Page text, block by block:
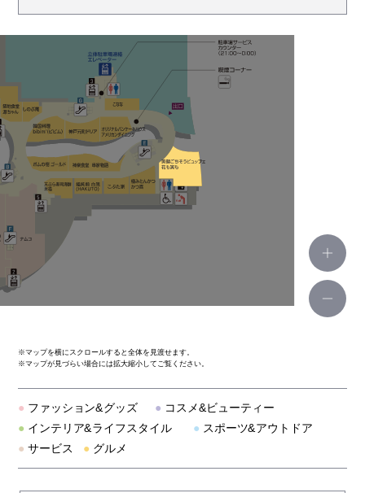
エイス シー オイスターバー
香港蒸蘢（ほんこんちょんろん）
やさい家めい
炭火焼鳥 権兵衛
築地食堂 源ちゃん
こなな
※マップを横にスクロールすると全体を見渡せます。
※マップが見づらい場合には拡大縮小してご覧ください。
● ファッション&グッズ ● コスメ&ビューティー
● インテリア&ライフスタイル ● スポーツ&アウトドア
● サービス ● グルメ